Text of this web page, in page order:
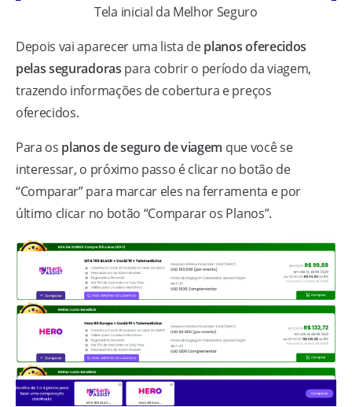
Tela inicial da Melhor Seguro
Depois vai aparecer uma lista deplanos oferecidos
pelas seguradoras para cobrir o período da viagem,
trazendo informações de cobertura e preços
oferecidos.
Para os planos de seguro de viagem que você se
interessar, o próximo passo é clicar no botão de
“Comparar” para marcar eles na ferramenta e por
último clicar no botão “Comparar os Planos”.